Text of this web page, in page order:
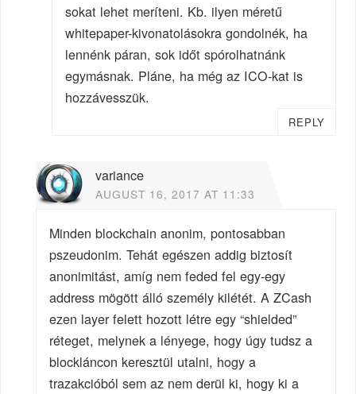
sokat lehet meríteni. Kb. ilyen méretű
whitepaper-kivonatolásokra gondolnék, ha
lennénk páran, sok időt spórolhatnánk
egymásnak. Pláne, ha még az ICO-kat is
hozzávesszük.
REPLY
variance
AUGUST 16, 2017 AT 11:33
Minden blockchain anonim, pontosabban
pszeudonim. Tehát egészen addig biztosít
anonimitást, amíg nem feded fel egy-egy
address mögött álló személy kilétét. A ZCash
ezen layer felett hozott létre egy “shielded”
réteget, melynek a lényege, hogy úgy tudsz a
blockláncon keresztül utalni, hogy a
trazakcióból sem az nem derül ki, hogy ki a